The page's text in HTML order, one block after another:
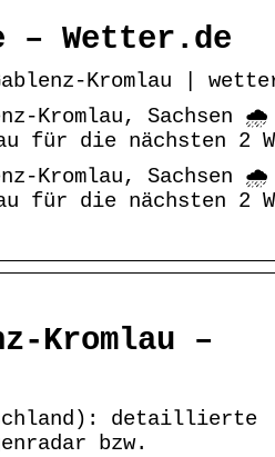
– Wetter.de
Kromlau |
Kromlau, Sachsen
für die nächsten 2
Kromlau, Sachsen
für die nächsten 2
Kromlau –
detaillierte
bzw.